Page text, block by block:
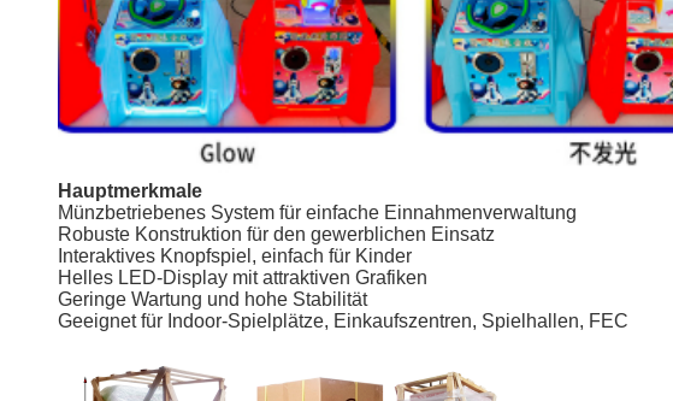
Hauptmerkmale
Münzbetriebenes System für einfache Einnahmenverwaltung
Robuste Konstruktion für den gewerblichen Einsatz
Interaktives Knopfspiel, einfach für Kinder
Helles LED-Display mit attraktiven Grafiken
Geringe Wartung und hohe Stabilität
Geeignet für Indoor-Spielplätze, Einkaufszentren, Spielhallen, FEC